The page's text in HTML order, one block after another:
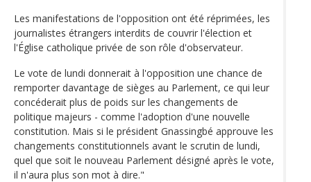
Les manifestations de l'opposition ont été réprimées, les
journalistes étrangers interdits de couvrir l'élection et
l'Église catholique privée de son rôle d'observateur.
Le vote de lundi donnerait à l'opposition une chance de
remporter davantage de sièges au Parlement, ce qui leur
concéderait plus de poids sur les changements de
politique majeurs - comme l'adoption d'une nouvelle
constitution. Mais si le président Gnassingbé approuve les
changements constitutionnels avant le scrutin de lundi,
quel que soit le nouveau Parlement désigné après le vote,
il n'aura plus son mot à dire."